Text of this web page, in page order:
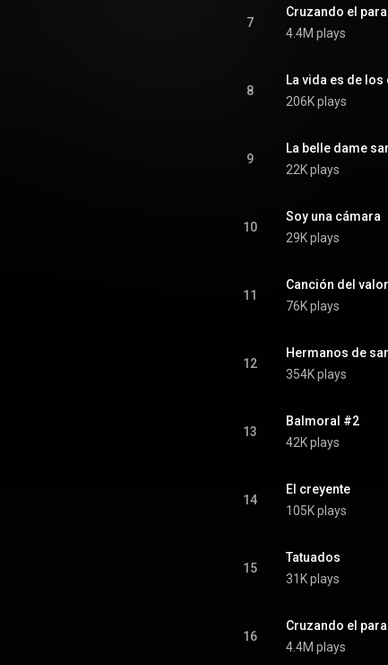
7
Cruzando el
4.4M plays
8
La vida es de
206K plays
9
La belle dame
22K plays
10
Soy una cámara
29K plays
11
Canción del valor
76K plays
12
Hermanos de
354K plays
13
Balmoral #2
42K plays
14
El creyente
105K plays
15
Tatuados
31K plays
16
Cruzando el
4.4M plays